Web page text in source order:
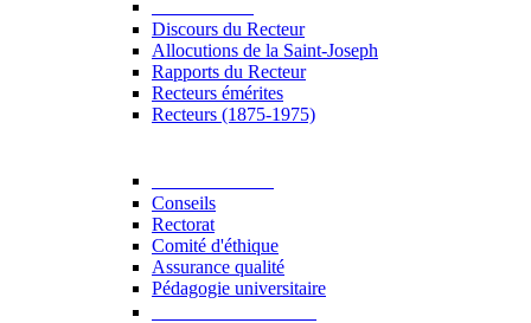
Discours du Recteur
Allocutions de la Saint-Joseph
Rapports du Recteur
Recteurs émérites
Recteurs (1875-1975)
Conseils
Rectorat
Comité d'éthique
Assurance qualité
Pédagogie universitaire